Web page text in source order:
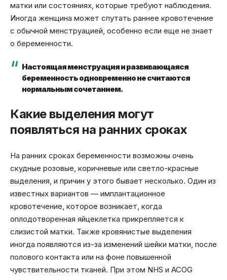
матки или состояниях, которые требуют наблюдения.
Иногда женщина может спутать раннее кровотечение
с обычной менструацией, особенно если еще не знает
о беременности.
Настоящая менструация и развивающаяся
беременность одновременно не считаются
нормальным сочетанием.
Какие выделения могут
появляться на ранних сроках
На ранних сроках беременности возможны очень
скудные розовые, коричневые или светло-красные
выделения, и причин у этого бывает несколько. Один из
известных вариантов — имплантационное
кровотечение, которое возникает, когда
оплодотворенная яйцеклетка прикрепляется к
слизистой матки. Также кровянистые выделения
иногда появляются из-за изменений шейки матки, после
полового контакта или на фоне повышенной
чувствительности тканей. При этом NHS и ACOG